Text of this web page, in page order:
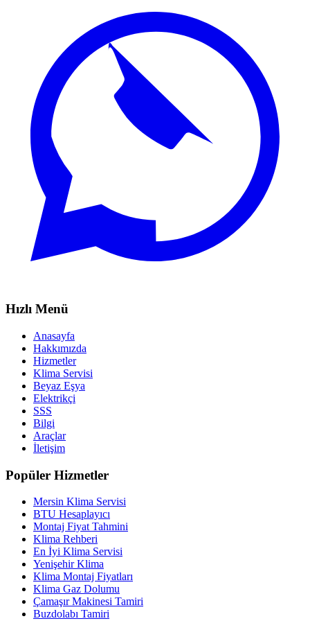
Hızlı Menü
Anasayfa
Hakkımızda
Hizmetler
Klima Servisi
Beyaz Eşya
Elektrikçi
SSS
Bilgi
Araçlar
İletişim
Popüler Hizmetler
Mersin Klima Servisi
BTU Hesaplayıcı
Montaj Fiyat Tahmini
Klima Rehberi
En İyi Klima Servisi
Yenişehir Klima
Klima Montaj Fiyatları
Klima Gaz Dolumu
Çamaşır Makinesi Tamiri
Buzdolabı Tamiri